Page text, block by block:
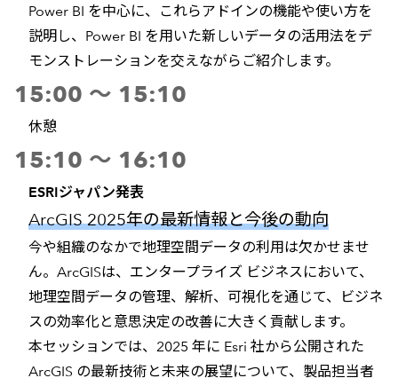
Power BI を中心に、これらアドインの機能や使い方を
説明し、Power BI を用いた新しいデータの活用法をデ
モンストレーションを交えながらご紹介します。
15:00 ～ 15:10
休憩
15:10 ～ 16:10
ESRIジャパン発表
ArcGIS 2025年の最新情報と今後の動向
今や組織のなかで地理空間データの利用は欠かせませ
ん。ArcGISは、エンタープライズ ビジネスにおいて、
地理空間データの管理、解析、可視化を通じて、ビジネ
スの効率化と意思決定の改善に大きく貢献します。
本セッションでは、2025 年に Esri 社から公開された
ArcGIS の最新技術と未来の展望について、製品担当者